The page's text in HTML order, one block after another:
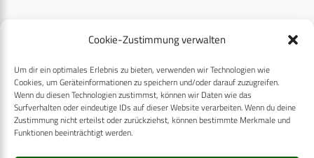
Cookie-Zustimmung verwalten
Um dir ein optimales Erlebnis zu bieten, verwenden wir Technologien wie
Cookies, um Geräteinformationen zu speichern und/oder darauf zuzugreifen.
Wenn du diesen Technologien zustimmst, können wir Daten wie das
Surfverhalten oder eindeutige IDs auf dieser Website verarbeiten. Wenn du deine
Zustimmung nicht erteilst oder zurückziehst, können bestimmte Merkmale und
Funktionen beeinträchtigt werden.
RECHTLICHES
Datenschutzerklärung
Cookie-Richtlinie (EU)